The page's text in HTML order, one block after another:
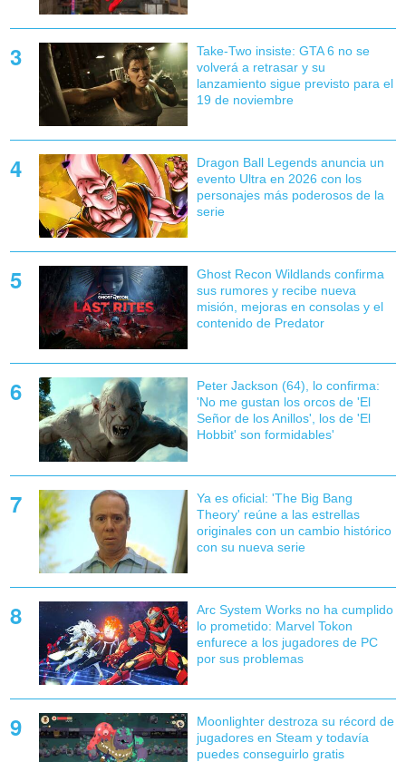
Take-Two insiste: GTA 6 no se
volverá a retrasar y su
lanzamiento sigue previsto para el
19 de noviembre
Dragon Ball Legends anuncia un
evento Ultra en 2026 con los
personajes más poderosos de la
serie
Ghost Recon Wildlands confirma
sus rumores y recibe nueva
misión, mejoras en consolas y el
contenido de Predator
Peter Jackson (64), lo confirma:
'No me gustan los orcos de 'El
Señor de los Anillos', los de 'El
Hobbit' son formidables'
Ya es oficial: 'The Big Bang
Theory' reúne a las estrellas
originales con un cambio histórico
con su nueva serie
Arc System Works no ha cumplido
lo prometido: Marvel Tokon
enfurece a los jugadores de PC
por sus problemas
Moonlighter destroza su récord de
jugadores en Steam y todavía
puedes conseguirlo gratis